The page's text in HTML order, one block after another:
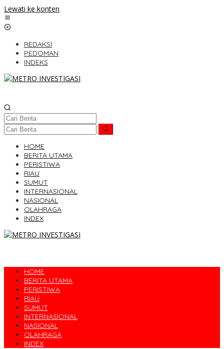
Lewati ke konten
REDAKSI
PEDOMAN
INDEKS
HOME
BERITA UTAMA
PERISTIWA
RIAU
SUMUT
INTERNASIONAL
NASIONAL
OLAHRAGA
INDEX
HOME
BERITA UTAMA
PERISTIWA
RIAU
SUMUT
INTERNASIONAL
NASIONAL
OLAHRAGA
INDEX